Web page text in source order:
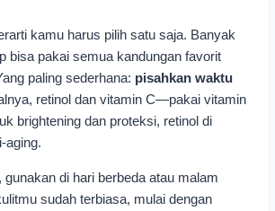
kamu harus pilih satu saja. Banyak
bisa pakai semua kandungan favorit
paling sederhana: pisahkan waktu
retinol dan vitamin C—pakai vitamin
brightening dan proteksi, retinol di
aging.
di hari berbeda atau malam
sudah terbiasa, mulai dengan